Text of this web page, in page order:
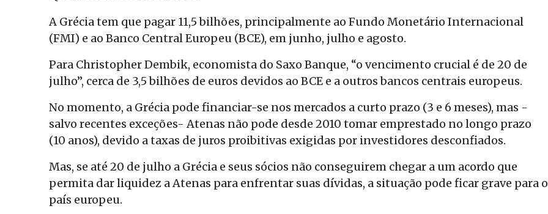
A Grécia tem que pagar 11,5 bilhões, principalmente ao Fundo Monetário Internacional
(FMI) e ao Banco Central Europeu (BCE), em junho, julho e agosto.
Para Christopher Dembik, economista do Saxo Banque, “o vencimento crucial é de 20 de
julho”, cerca de 3,5 bilhões de euros devidos ao BCE e a outros bancos centrais europeus.
No momento, a Grécia pode financiar-se nos mercados a curto prazo (3 e 6 meses), mas -
salvo recentes exceções- Atenas não pode desde 2010 tomar emprestado no longo prazo
(10 anos), devido a taxas de juros proibitivas exigidas por investidores desconfiados.
Mas, se até 20 de julho a Grécia e seus sócios não conseguirem chegar a um acordo que
permita dar liquidez a Atenas para enfrentar suas dívidas, a situação pode ficar grave para o
país europeu.